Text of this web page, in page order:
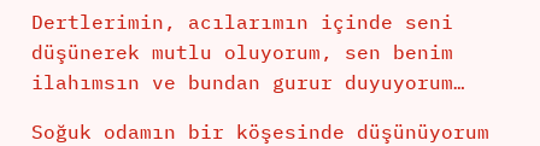
Dertlerimin, acılarımın içinde seni
düşünerek mutlu oluyorum, sen benim
ilahımsın ve bundan gurur duyuyorum…
Soğuk odamın bir köşesinde düşünüyorum